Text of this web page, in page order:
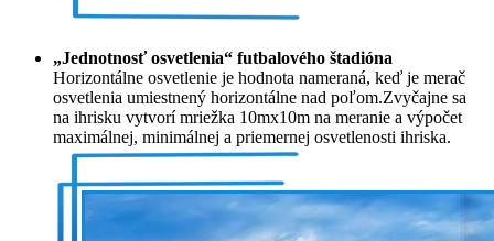
„Jednotnosť osvetlenia“ futbalového štadióna
Horizontálne osvetlenie je hodnota nameraná, keď je merač
osvetlenia umiestnený horizontálne nad poľom.Zvyčajne sa
na ihrisku vytvorí mriežka 10mx10m na ​​meranie a výpočet
maximálnej, minimálnej a priemernej osvetlenosti ihriska.